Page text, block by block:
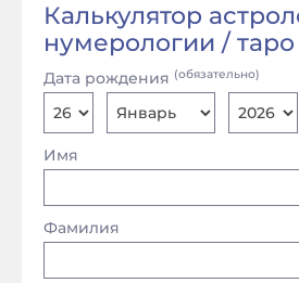
Калькулятор
нумерологии / таро
Имя
Фамилия
Дата рождения (обязательно)